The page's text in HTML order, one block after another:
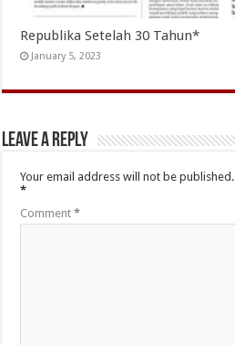
Republika Setelah 30 Tahun*
January 5, 2023
Leave a Reply
Your email address will not be published.
*
Comment*